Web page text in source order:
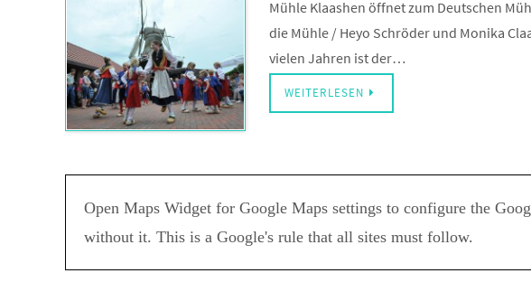
Mühle Klaashen öffnet zum Deutschen
die Mühle / Heyo Schröder und Monika
vielen Jahren ist der…
WEITERLESEN
Open Maps Widget for Google Maps settings to configure the
without it. This is a Google's rule that all sites must follow.